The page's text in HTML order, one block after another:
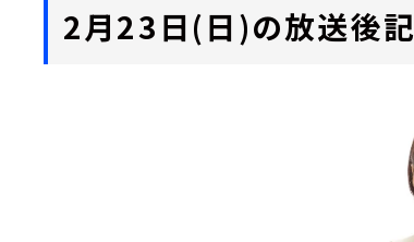
2月23日(日)の放送後記